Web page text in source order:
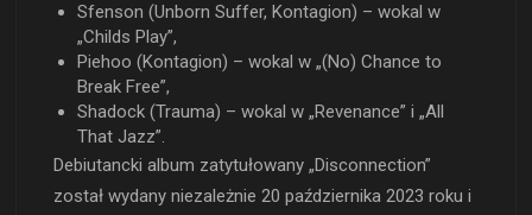
Sfenson (Unborn Suffer, Kontagion) – wokal w
„Childs Play”,
Piehoo (Kontagion) – wokal w „(No) Chance to
Break Free”,
Shadock (Trauma) – wokal w „Revenance” i „All
That Jazz”.
Debiutancki album zatytułowany „Disconnection”
został wydany niezależnie 20 października 2023 roku i